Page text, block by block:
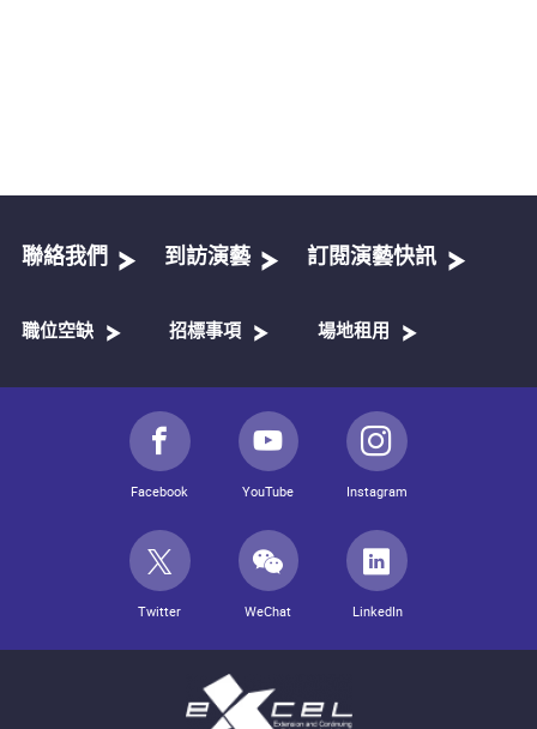
聯絡我們 到訪演藝 訂閱演藝快訊
職位空缺 招標事項 場地租用
Facebook YouTube Instagram
Twitter WeChat LinkedIn